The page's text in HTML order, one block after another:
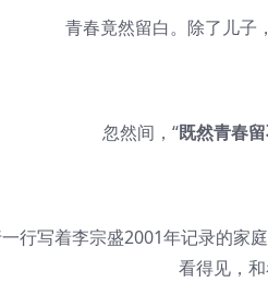
青春竟然留白。除了儿子，
忽然间，“既然青春
写着李宗盛2001年记录的家
看得见，和